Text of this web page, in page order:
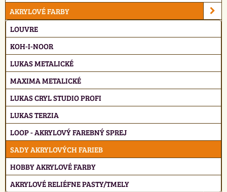
AKRYLOVÉ FARBY
LOUVRE
KOH-I-NOOR
LUKAS METALICKÉ
MAXIMA METALICKÉ
LUKAS CRYL STUDIO PROFI
LUKAS TERZIA
LOOP - AKRYLOVÝ FAREBNÝ SPREJ
SADY AKRYLOVÝCH FARIEB
HOBBY AKRYLOVÉ FARBY
AKRYLOVÉ RELIÉFNE PASTY/TMELY